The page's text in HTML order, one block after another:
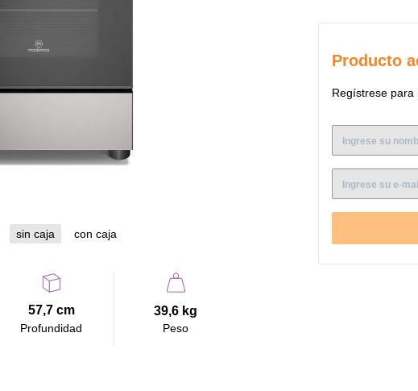
sin caja con caja
57,7 cm
Profundidad
39,6 kg
Peso
desperdicio de
acero con
ollas. Un diseño
especial de
estén siempre en
El Diseño de la
esparcen por la
toda la familia al
paso de gas.
Para hacer la
removidas para
facilita y brinda
Producto
Regístrese para